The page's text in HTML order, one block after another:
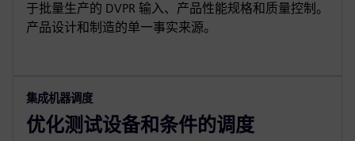
于批量生产的 DVPR 输入、产品性能规格和质量控制。
产品设计和制造的单一事实来源。
集成机器调度
优化测试设备和条件的调度